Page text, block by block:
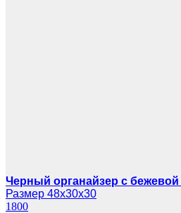
Черный органайзер с бежевой
Размер 48х30х30
1800